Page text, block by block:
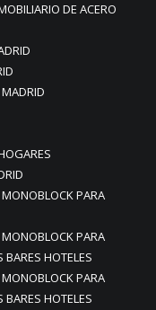
DE ACERO
PARA
PARA
BARES HOTELES
PARA
BARES HOTELES